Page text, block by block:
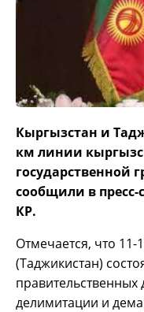
Кыргызстан и
км линии
государственной
сообщили в
КР.
Отмечается, что 11-
(Таджикистан)
делимитации и